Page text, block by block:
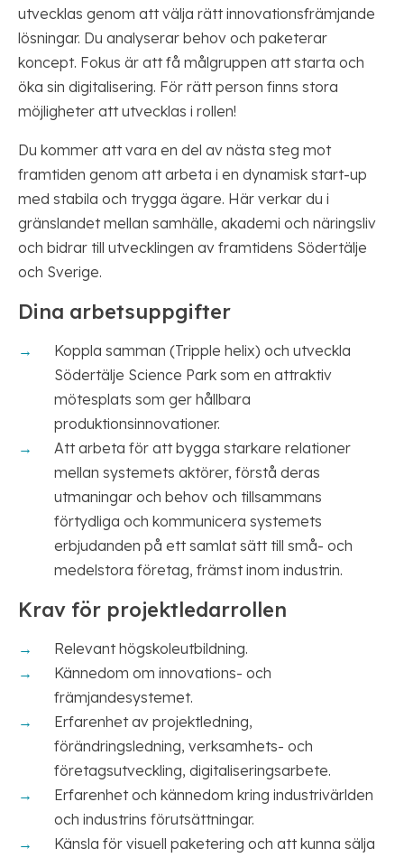
utvecklas genom att välja rätt innovationsfrämjande
lösningar. Du analyserar behov och paketerar
koncept. Fokus är att få målgruppen att starta och
öka sin digitalisering. För rätt person finns stora
möjligheter att utvecklas i rollen!
Du kommer att vara en del av nästa steg mot
framtiden genom att arbeta i en dynamisk start-up
med stabila och trygga ägare. Här verkar du i
gränslandet mellan samhälle, akademi och näringsliv
och bidrar till utvecklingen av framtidens Södertälje
och Sverige.
Dina arbetsuppgifter
Koppla samman (Tripple helix) och utveckla
Södertälje Science Park som en attraktiv
mötesplats som ger hållbara
produktionsinnovationer.
Att arbeta för att bygga starkare relationer
mellan systemets aktörer, förstå deras
utmaningar och behov och tillsammans
förtydliga och kommunicera systemets
erbjudanden på ett samlat sätt till små- och
medelstora företag, främst inom industrin.
Krav för projektledarrollen
Relevant högskoleutbildning.
Kännedom om innovations- och
främjandesystemet.
Erfarenhet av projektledning,
förändringsledning, verksamhets- och
företagsutveckling, digitaliseringsarbete.
Erfarenhet och kännedom kring industrivärlden
och industrins förutsättningar.
Känsla för visuell paketering och att kunna sälja